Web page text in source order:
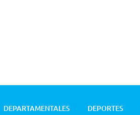
DEPARTAMENTALES DEPORTES